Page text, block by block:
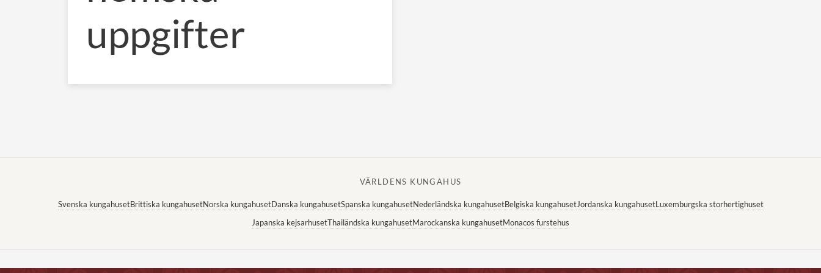
uppgifter
VÄRLDENS KUNGAHUS
Svenska kungahusetBrittiska kungahusetNorska kungahusetDanska kungahusetSpanska kungahusetNederländska kungahusetBelgiska kungahusetJordanska kungahusetLuxemburgska storhertighuset
Japanska kejsarhusetThailändska kungahusetMarockanska kungahusetMonacos furstehus